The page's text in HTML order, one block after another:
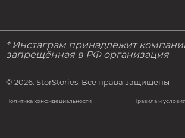
* Инстаграм принадлежит
запрещённая в РФ организация
© 2026. StorStories. Все права защищены
Политика конфидециальности Правила и условия